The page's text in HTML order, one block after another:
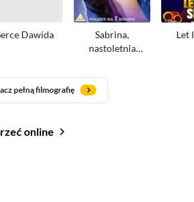
Dawida
Sabrina,
nastoletnia
Let
pełną filmografię
online